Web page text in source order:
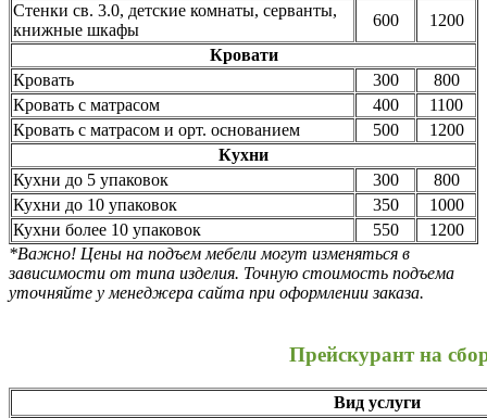
Стенки св. 3.0, детские комнаты, серванты,
книжные шкафы
600
1200
Кровати
Кровать
300
800
Кровать с матрасом
400
1100
Кровать с матрасом и орт. основанием
500
1200
Кухни
Кухни до 5 упаковок
300
800
Кухни до 10 упаковок
350
1000
Кухни более 10 упаковок
550
1200
*Важно! Цены на подъем мебели могут изменяться в
зависимости от типа изделия. Точную стоимость подъема
уточняйте у менеджера сайта при оформлении заказа.
Прейскурант на
Вид услуги